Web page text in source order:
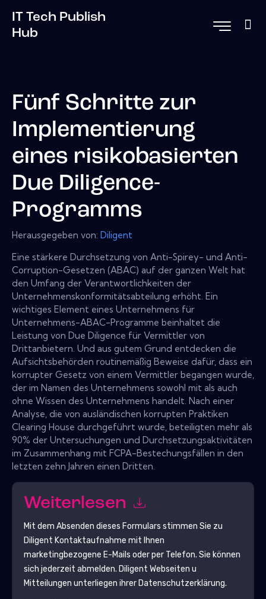
IT Tech Publish
Hub
Fünf Schritte zur
Implementierung
eines risikobasierten
Due Diligence-
Programms
Herausgegeben von: Diligent
Eine stärkere Durchsetzung von Anti-Spirey- und Anti-
Corruption-Gesetzen (ABAC) auf der ganzen Welt hat
den Umfang der Verantwortlichkeiten der
Unternehmenskonformitätsabteilung erhöht. Ein
wichtiges Element eines Unternehmens für
Unternehmens-ABAC-Programme beinhaltet die
Leistung von Due Diligence für Vermittler von
Drittanbietern. Und aus gutem Grund entdecken die
Aufsichtsbehörden routinemäßig Beweise dafür, dass ein
korrupter Gesetz von einem Vermittler begangen wurde,
der im Namen des Unternehmens sowohl mit als auch
ohne Wissen des Unternehmens handelt. Nach einer
Analyse, die von ausländischen korrupten Praktiken
Clearing House durchgeführt wurde, beteiligten mehr als
90% der Untersuchungen und Durchsetzungsaktivitäten
im Zusammenhang mit FCPA-Bestechungsfällen in den
letzten zehn Jahren einen Dritten.
Weiterlesen
Mit dem Absenden dieses Formulars stimmen Sie zu
Diligent Kontaktaufnahme mit Ihnen
marketingbezogene E-Mails oder per Telefon. Sie können
sich jederzeit abmelden. Diligent Webseiten u
Mitteilungen unterliegen ihrer Datenschutzerklärung.